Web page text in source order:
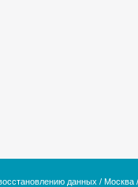
восстановлению данных /